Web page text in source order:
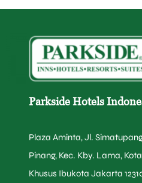
Parkside Hotels
Plaza Aminta, Jl.
Pinang, Kec. Kby. Lama,
Khusus Ibukota Jakarta